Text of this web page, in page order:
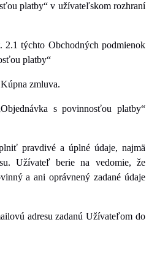
platby“ v užívateľskom rozhraní
2.1 týchto Obchodných podmienok
platby“
zmluva.
s povinnosťou platby“
pravdivé a úplné údaje, najmä
Užívateľ berie na vedomie, že
a ani oprávnený zadané údaje
adresu zadanú Užívateľom do